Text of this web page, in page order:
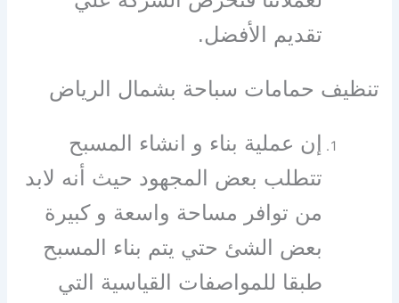
تقديم الأفضل.
تنظيف حمامات سباحة بشمال الرياض
إن عملية بناء و انشاء المسبح
تتطلب بعض المجهود حيث أنه لابد
من توافر مساحة واسعة و كبيرة
بعض الشئ حتي يتم بناء المسبح
طبقا للمواصفات القياسية التي